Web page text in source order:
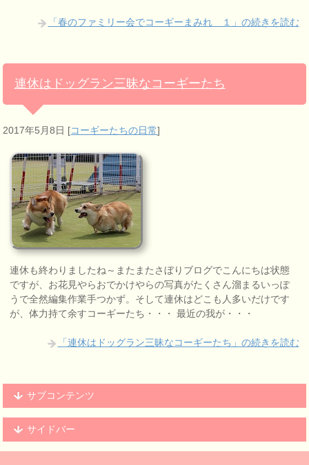
「春のファミリー会でコーギーまみれ １」の続きを読む
連休はドッグラン三昧なコーギーたち
2017年5月8日 [コーギーたちの日常]
連休も終わりましたね～またまたさぼりブログでこんにちは状態
ですが、お花見やらおでかけやらの写真がたくさん溜まるいっぽ
うで全然編集作業手つかず。そして連休はどこも人多いだけです
が、体力持て余すコーギーたち・・・ 最近の我が・・・
「連休はドッグラン三昧なコーギーたち」の続きを読む
サブコンテンツ
サイドバー